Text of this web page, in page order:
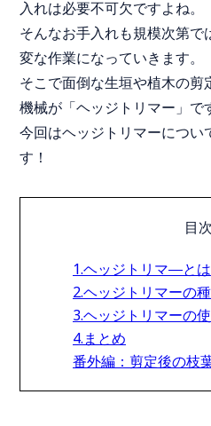
入れは必要不可欠ですよね。
そんなお手入れも規模次第で
変な作業になっていきます。
そこで面倒な生垣や植木の剪
機械が「ヘッジトリマー」で
今回はヘッジトリマーについ
す！
目次
1.ヘッジトリマ―とは
2.ヘッジトリマーの
3.ヘッジトリマーの
4.まとめ
番外編：剪定後の枝